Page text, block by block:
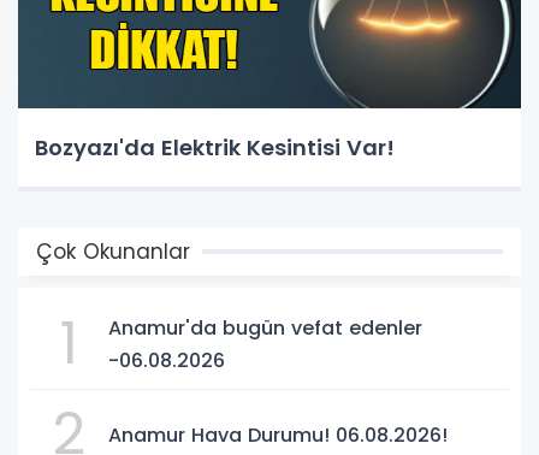
Bozyazı'da Elektrik Kesintisi Var!
Çok Okunanlar
1
Anamur'da bugün vefat edenler
-06.08.2026
2 Anamur Hava Durumu! 06.08.2026!